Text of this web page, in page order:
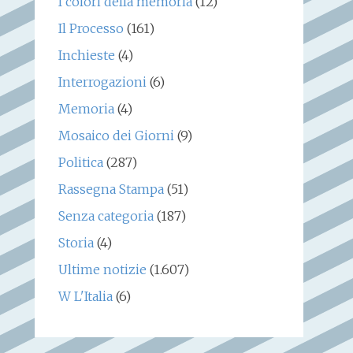
Il Processo (161)
Inchieste (4)
Interrogazioni(6)
Memoria(4)
Mosaico dei Giorni(9)
Politica(287)
Rassegna Stampa(51)
Senza categoria(187)
Storia(4)
Ultime notizie (1.607)
W L'Italia(6)